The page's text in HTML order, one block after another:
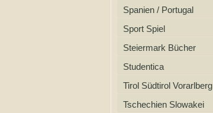
Spanien / Portugal
Sport Spiel
Steiermark Bücher
Studentica
Tirol Südtirol Vorarlberg
Tschechien Slowakei